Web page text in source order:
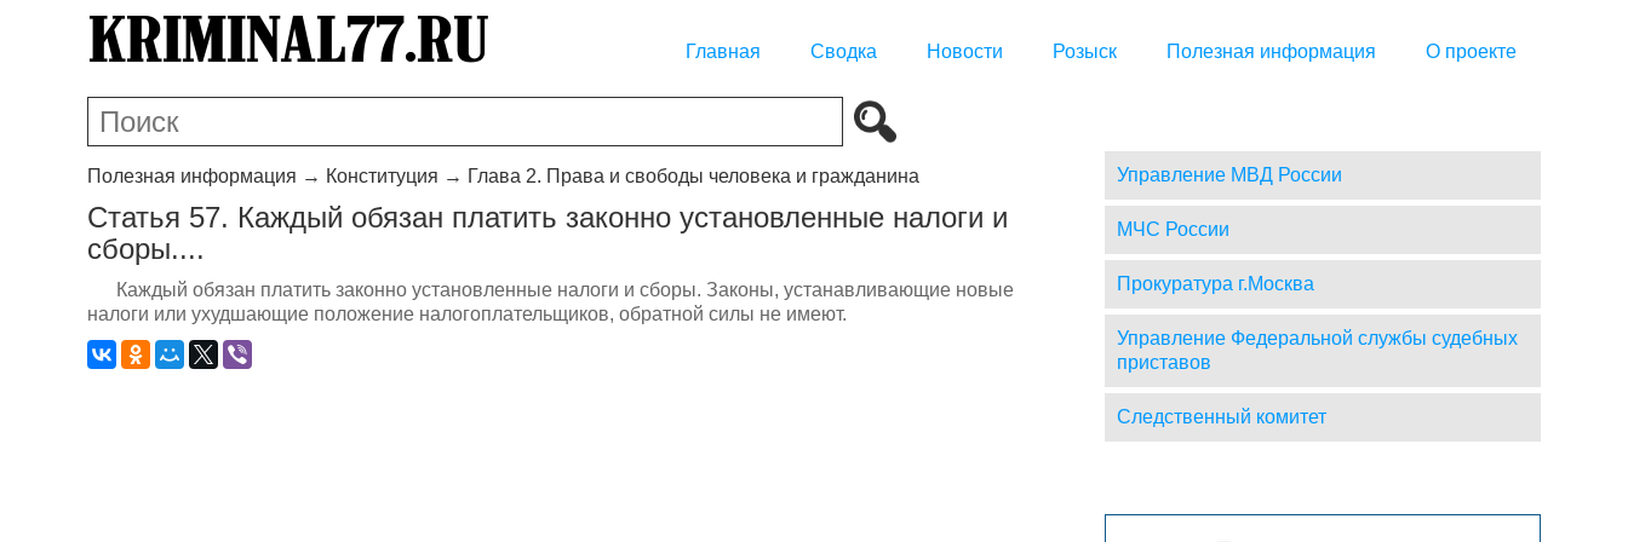
Главная Сводка Новости Розыск Полезная информация О проекте
Полезная информация → Конституция → Глава 2. Права и свободы человека и гражданина
Статья 57. Каждый обязан платить законно установленные налоги и
сборы....
Каждый обязан платить законно установленные налоги и сборы. Законы, устанавливающие новые
налоги или ухудшающие положение налогоплательщиков, обратной силы не имеют.
Управление МВД России
МЧС России
Прокуратура г.Москва
Управление Федеральной службы судебных
приставов
Следственный комитет